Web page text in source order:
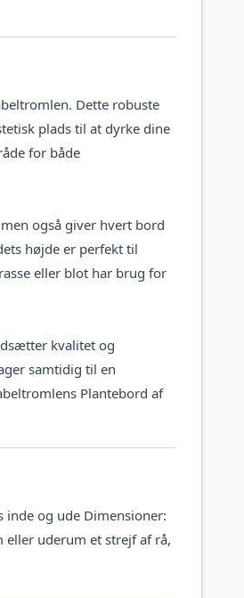
Dette robuste
plads til at dyrke dine
for både
også giver hvert bord
højde er perfekt til
eller blot har brug for
kvalitet og
samtidig til en
Plantebord af
inde og ude Dimensioner:
uderum et strejf af rå,